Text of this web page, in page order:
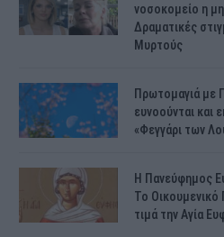
νοσοκομείο η
Δραματικές
Μυρτούς
Πρωτομαγιά με
ευνοούνται και
«Φεγγάρι των
H Πανεύφημος
Το Οικουμενικό
τιμά την Αγία